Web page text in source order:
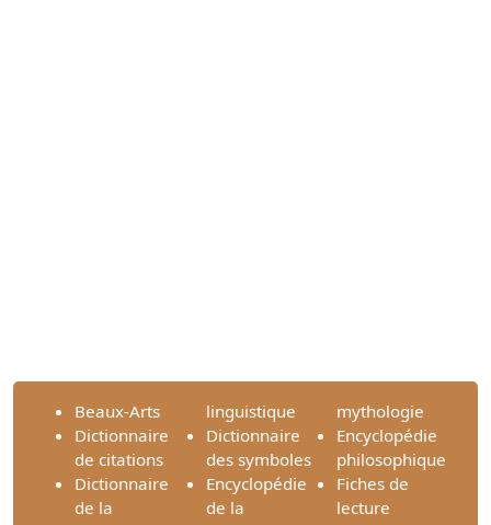
Beaux-Arts
Dictionnaire
de citations
Dictionnaire
de la
linguistique
Dictionnaire
des symboles
Encyclopédie
de la
mythologie
Encyclopédie
philosophique
Fiches de
lecture